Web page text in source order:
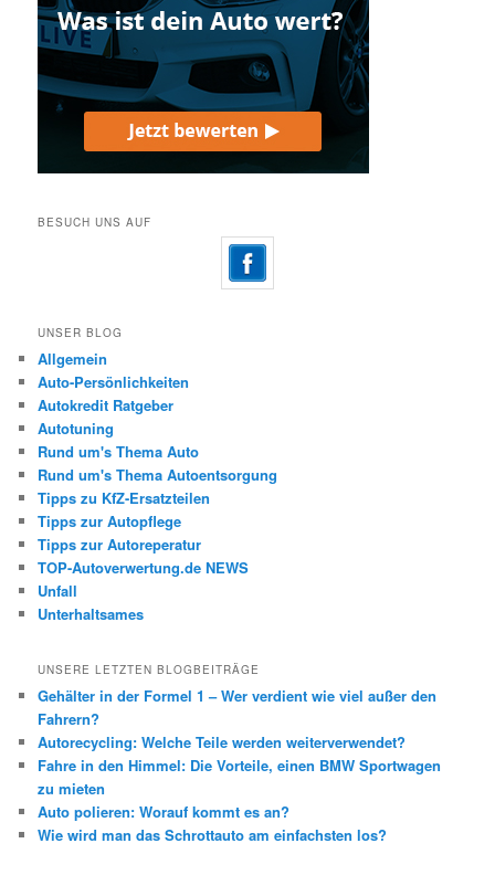
BESUCH UNS AUF
UNSER BLOG
Allgemein
Auto-Persönlichkeiten
Autokredit Ratgeber
Autotuning
Rund um's Thema Auto
Rund um's Thema Autoentsorgung
Tipps zu KfZ-Ersatzteilen
Tipps zur Autopflege
Tipps zur Autoreperatur
TOP-Autoverwertung.de NEWS
Unfall
Unterhaltsames
UNSERE LETZTEN BLOGBEITRÄGE
Gehälter in der Formel 1 – Wer verdient wie viel außer den
Fahrern?
Autorecycling: Welche Teile werden weiterverwendet?
Fahre in den Himmel: Die Vorteile, einen BMW Sportwagen
zu mieten
Auto polieren: Worauf kommt es an?
Wie wird man das Schrottauto am einfachsten los?